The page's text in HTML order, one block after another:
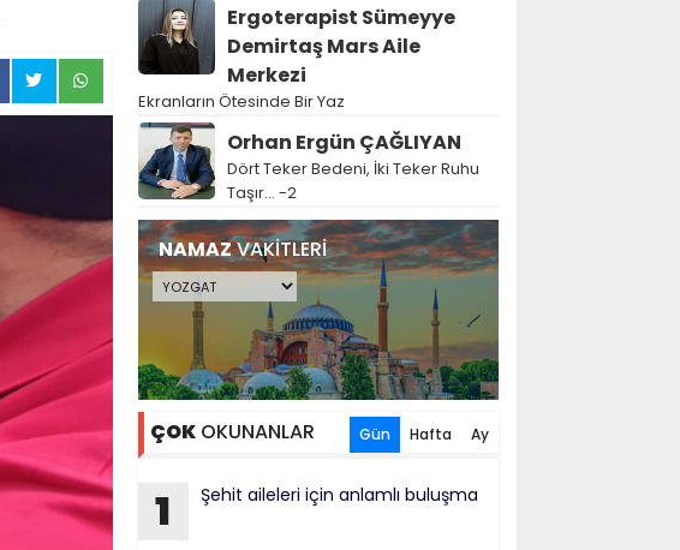
Ergoterapist Sümeyye
Demirtaş Mars Aile
Merkezi
Ekranların Ötesinde Bir Yaz
Orhan Ergün ÇAĞLIYAN
Dört Teker Bedeni, İki Teker Ruhu
Taşır… -2
NAMAZVAKİTLERİ
ÇOKOKUNANLAR Gün Hafta Ay
1 Şehit aileleri için anlamlı buluşma